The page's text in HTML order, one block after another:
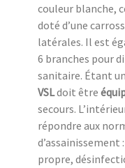
couleur blanche,
doté d’une
latérales. Il est
6 branches pour
sanitaire. Étant
VSLdoit être
secours.
répondre aux
propre,